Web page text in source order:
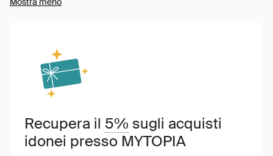
Recupera il 5% sugli acquisti
idonei presso MYTOPIA